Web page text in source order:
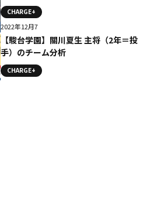
CHARGE+
2022年12月7
【駿台学園】關川夏生 主将（2年＝投
手）のチーム分析
CHARGE+